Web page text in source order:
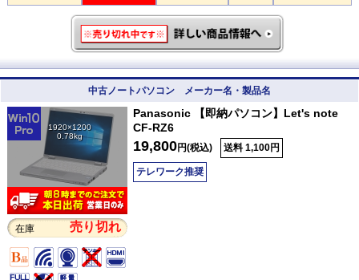
中古ノートパソコン メーカー名・製品名
1920×1200
0.78kg
在庫 売り切れ
Panasonic 【即納パソコン】Let's note
CF-RZ6
19,800円(税込) 送料 1,100円
テレワーク推奨